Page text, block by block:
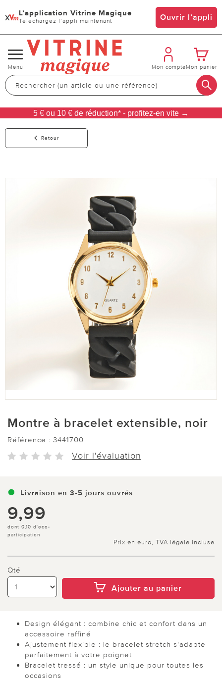
x L’application Vitrine Magique
Téléchargez l’appli maintenant Ouvrir l’appli
Changer
de
navigation
Menu Mon compteMon panier
5 € ou 10 € de réduction* - profitez-en vite →
Retour
Montre à bracelet extensible, noir
Référence : 3441700
Voir l'évaluation
Livraison en 3-5 jours ouvrés
9,99
dont 0,10 d'eco-
participation
Prix en euro, TVA légale incluse
Qté
Ajouter au panier
Design élégant : combine chic et confort dans un
accessoire raffiné
Ajustement flexible : le bracelet stretch s'adapte
parfaitement à votre poignet
Bracelet tressé : un style unique pour toutes les
occasions